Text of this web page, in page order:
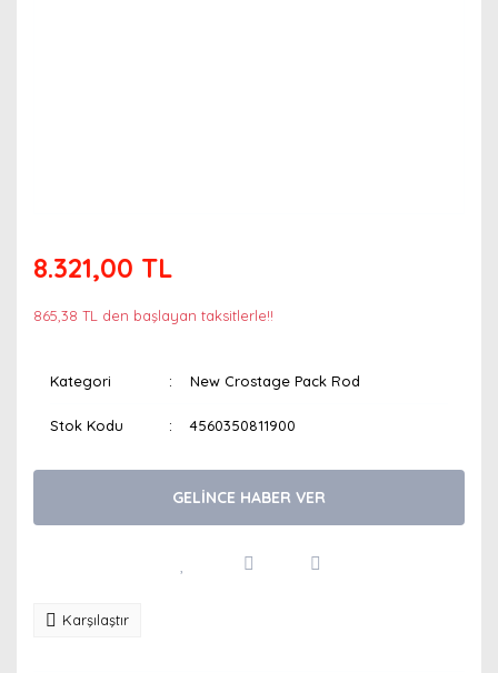
8.321,00 TL
865,38 TL den başlayan taksitlerle!!
Kategori New Crostage Pack Rod
Stok Kodu 4560350811900
GELİNCE HABER VER
Karşılaştır